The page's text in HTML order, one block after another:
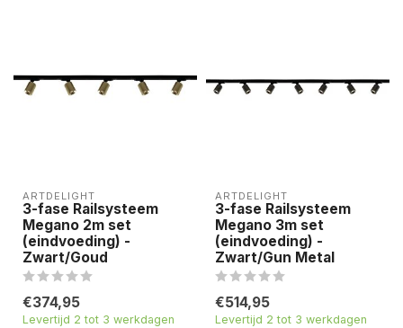
ARTDELIGHT
3-fase Railsysteem
Megano 2m set
(eindvoeding) -
Zwart/Goud
€374,95
Levertijd 2 tot 3 werkdagen
ARTDELIGHT
3-fase Railsysteem
Megano 3m set
(eindvoeding) -
Zwart/Gun Metal
€514,95
Levertijd 2 tot 3 werkdagen